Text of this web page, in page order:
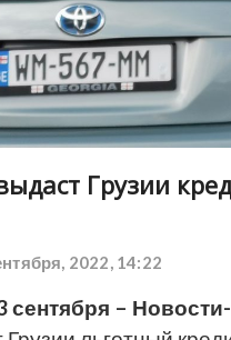
Грузии
2022, 14:22
–